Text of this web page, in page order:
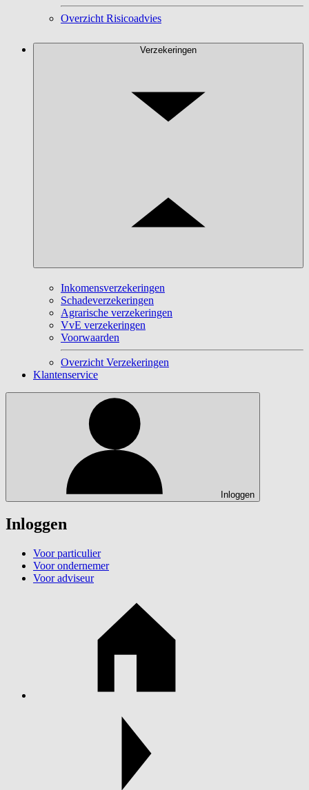
Overzicht Risicoadvies
Verzekeringen
Inkomensverzekeringen
Schadeverzekeringen
Agrarische verzekeringen
VvE verzekeringen
Voorwaarden
Overzicht Verzekeringen
Klantenservice
Inloggen
Inloggen
Voor particulier
Voor ondernemer
Voor adviseur